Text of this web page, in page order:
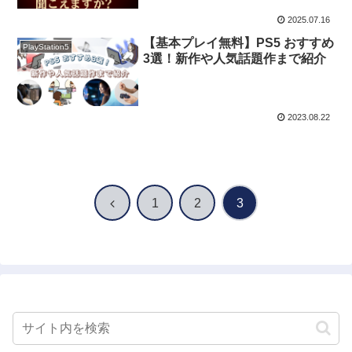
2025.07.16
PlayStation5
【基本プレイ無料】PS5 おすすめ
3選！新作や人気話題作まで紹介
2023.08.22
前 1 2 3